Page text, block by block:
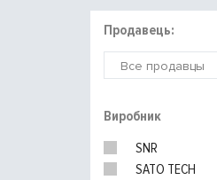
Продавець:
Виробник
SNR
SATO TECH